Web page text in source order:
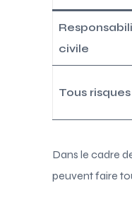
civile
Tous risques
Dans le cadre
peuvent faire